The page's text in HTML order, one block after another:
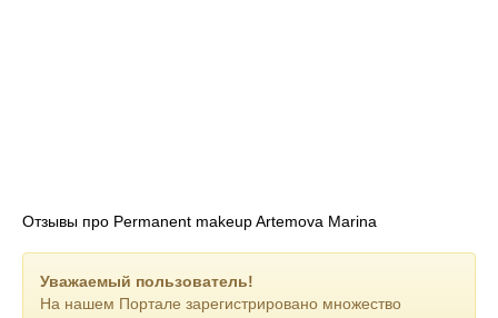
Отзывы про Permanent makeup Artemova Marina
Уважаемый пользователь!
На нашем Портале зарегистрировано множество